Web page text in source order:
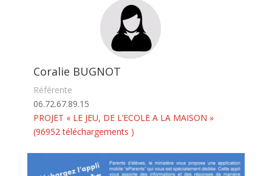
Coralie BUGNOT
Référente
06.72.67.89.15
PROJET « LE JEU, DE L’ECOLE A LA MAISON »
(96952 téléchargements )